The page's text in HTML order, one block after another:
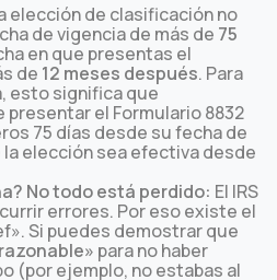
elección de clasificación no
de vigencia de más de 75
en que presentas el
de 12 meses después. Para
esto significa que
el Formulario 8832
75 días desde su fecha de
elección sea efectiva desde
No todo está perdido: El IRS
errores. Por eso existe el
Si puedes demostrar que
para no haber
(por ejemplo, no estabas al